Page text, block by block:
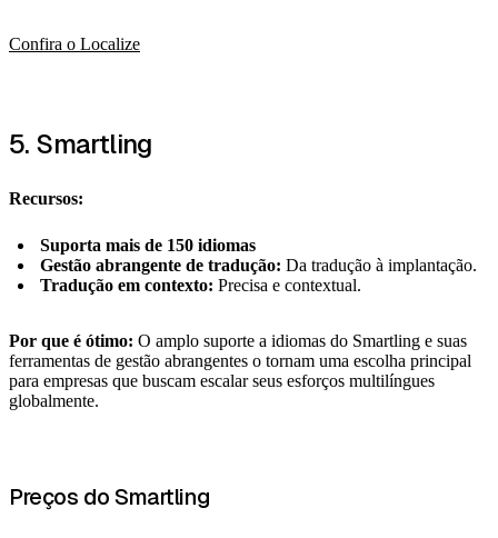
Confira o Localize
5. Smartling
Recursos:
Suporta mais de 150 idiomas
Gestão abrangente de tradução: Da tradução à implantação.
Tradução em contexto: Precisa e contextual.
Por que é ótimo: O amplo suporte a idiomas do Smartling e suas
ferramentas de gestão abrangentes o tornam uma escolha principal
para empresas que buscam escalar seus esforços multilíngues
globalmente.
Preços do Smartling